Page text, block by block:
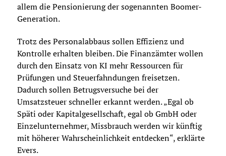
allem die Pensionierung der sogenannten Boomer-
Generation.
Trotz des Personalabbaus sollen Effizienz und
Kontrolle erhalten bleiben. Die Finanzämter wollen
durch den Einsatz von KI mehr Ressourcen für
Prüfungen und Steuerfahndungen freisetzen.
Dadurch sollen Betrugsversuche bei der
Umsatzsteuer schneller erkannt werden. „Egal ob
Späti oder Kapitalgesellschaft, egal ob GmbH oder
Einzelunternehmer, Missbrauch werden wir künftig
mit höherer Wahrscheinlichkeit entdecken“, erklärte
Evers.